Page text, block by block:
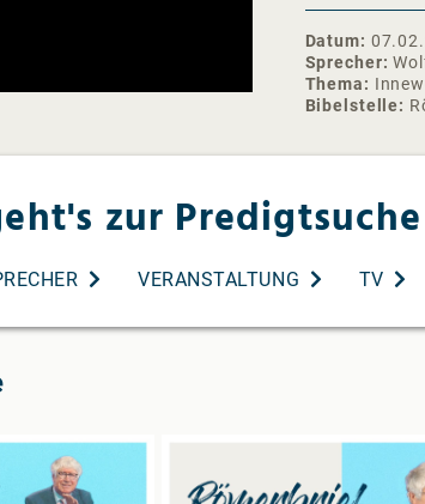
❯❯
10:00 Uhr |
Weitere Infos
❯❯ Abonniere
Monat neu:
Spotify:
https://
Apple
gemeinde-
Datum
Sprecher
Thema
Bibelstelle
zur Predigtsuche
VERANSTALTUNG TV